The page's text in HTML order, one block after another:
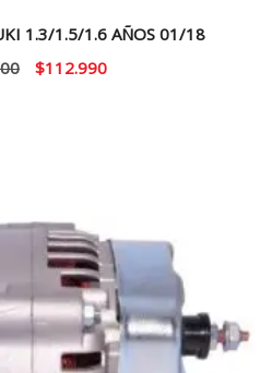
1.3/1.5/1.6 AÑOS 01/18
El
$112.990El